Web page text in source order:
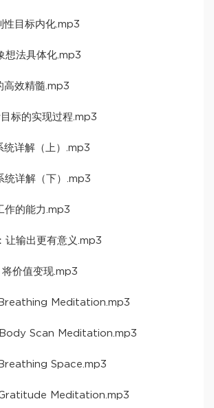
性目标内化.mp3
想法具体化.mp3
高效精髓.mp3
标的实现过程.mp3
统详解（上）.mp3
统详解（下）.mp3
作的能力.mp3
让输出更有意义.mp3
价值变现.mp3
Meditation.mp3
Scan Meditation.mp3
Space.mp3
Meditation.mp3